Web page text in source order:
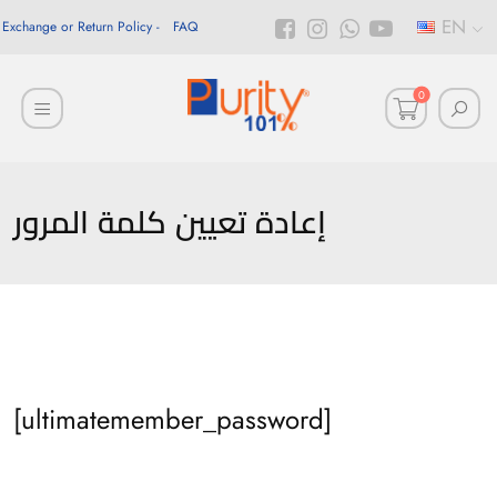
EN
Exchange or Return Policy FAQ
0
إعادة تعيين كلمة المرور
[ultimatemember_password]